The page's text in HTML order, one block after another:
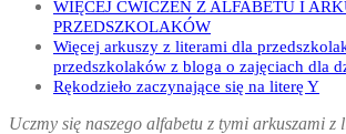
WIĘCEJ ĆWICZEŃ Z ALFABETU I
PRZEDSZKOLAKÓW
Więcej arkuszy z literami dla
przedszkolaków z bloga o zajęciach dla
Rękodzieło zaczynające się na literę Y
Uczmy się naszego alfabetu z tymi arkuszami z